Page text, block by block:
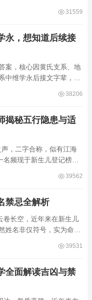
、繁茂，发字核心指向发
31559
永，想知道后续接
案，核心因黄氏支系、地
中维学永后接文字辈，完
黄氏族谱里能明确查到，
38206
揭秘五行隐患与适
声，二字合称，似有江海
名频现于新生儿登记榜
之选，关乎气场平衡。沛
39562
禁忌全解析
卷长空，近年来在新生儿
姓名非仅符号，实为命局
坚、事业漂泊、健康受
39531
全面解读吉凶与禁